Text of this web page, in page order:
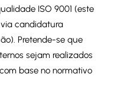
ISO 9001 (este
candidatura
Pretende-se que
sejam realizados
base no normativo